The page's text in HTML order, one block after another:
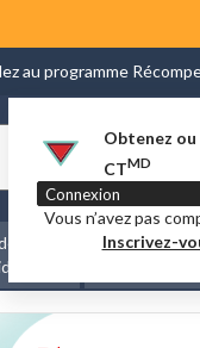
au programme
Obtenez ou
CTMD
Connexion
Vous n’avez pas
Inscrivez-
&